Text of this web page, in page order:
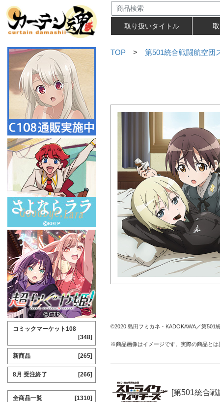
取り扱いタイトル
TOP > 第501統合戦闘航空団
©2020 島田フミカネ・KADOKAWA／第501
※商品画像はイメージです。実際の商品と
[第501統合
コミックマーケット108
[348]
新商品 [265]
8月 受注終了 [266]
全商品一覧 [1310]